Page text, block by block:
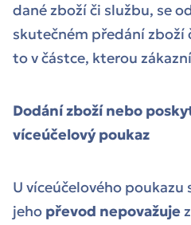
dané zboží či službu, se
skutečném předání
to v částce, kterou
Dodání zboží nebo
víceúčelový poukaz
U víceúčelového poukazu
jeho převod nepovažuje